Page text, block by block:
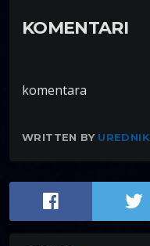
KOMENTARI
komentara
WRITTEN BY UREDNIK